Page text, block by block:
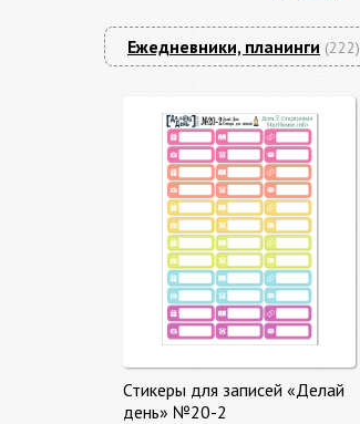
Ежедневники, планинги (222)
Стикеры для записей «Делай
день» №20-2